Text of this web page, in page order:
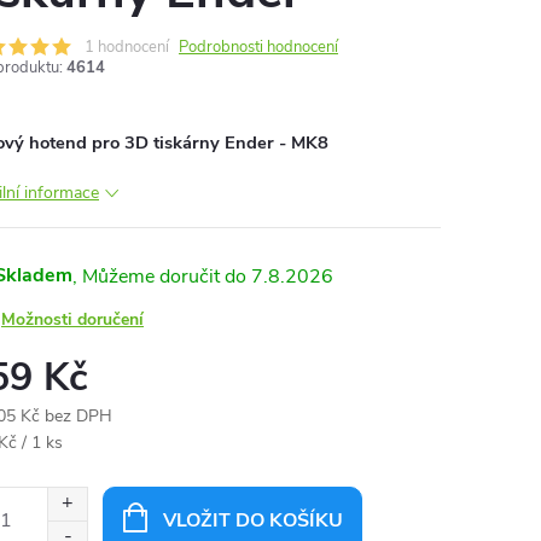
1 hodnocení Podrobnosti hodnocení
4614
hotend pro 3D tiskárny Ender - MK8
informace
7.8.2026
Možnosti doručení
Kč
Kč bez DPH
/ 1 ks
VLOŽIT DO KOŠÍKU